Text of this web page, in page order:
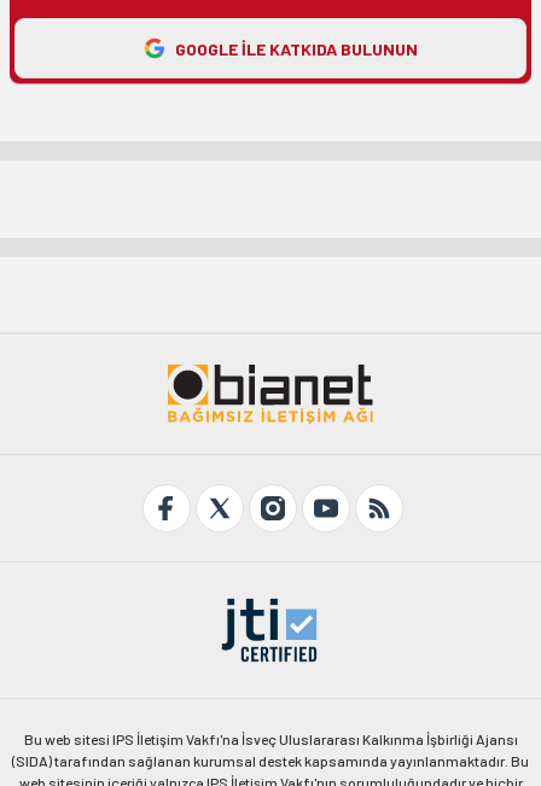
GOOGLE ILE KATKIDA BULUNUN
Bu web sitesi IPS İletişim Vakfı'na İsveç Uluslararası Kalkınma İşbirliği Ajansı
(SIDA) tarafından sağlanan kurumsal destek kapsamında yayınlanmaktadır. Bu
web sitesinin içeriği yalnızca IPS İletişim Vakfı'nın sorumluluğundadır ve hiçbir